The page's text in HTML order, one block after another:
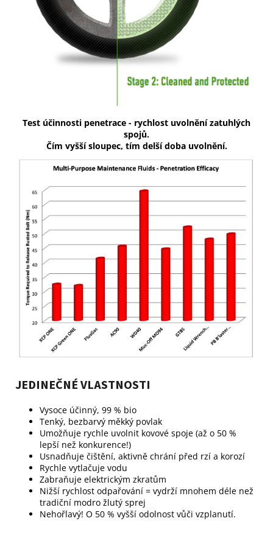
Test účinnosti penetrace - rychlost uvolnění zatuhlých
spojů.
Čím vyšší sloupec, tím delší doba uvolnění.
JEDINEČNÉ VLASTNOSTI
Vysoce účinný, 99 % bio
Tenký, bezbarvý měkký povlak
Umožňuje rychle uvolnit kovové spoje (až o 50 %
lepší než konkurence!)
Usnadňuje čištění, aktivně chrání před rzí a korozí
Rychle vytlačuje vodu
Zabraňuje elektrickým zkratům
Nižší rychlost odpařování = vydrží mnohem déle než
tradiční modro žlutý sprej
Nehořlavý! O 50 % vyšší odolnost vůči vzplanutí.